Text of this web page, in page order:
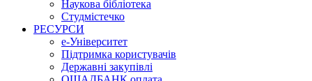
Наукова бібліотека
Студмістечко
РЕСУРСИ
е-Університет
Підтримка користувачів
Державні закупівлі